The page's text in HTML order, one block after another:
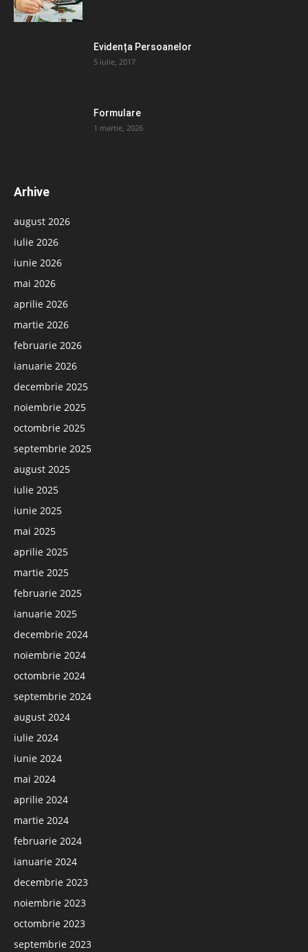
Evidența Persoanelor
5 iulie, 2017
Formulare
1 martie, 2026
Arhive
august 2026
iulie 2026
iunie 2026
mai 2026
aprilie 2026
martie 2026
februarie 2026
ianuarie 2026
decembrie 2025
noiembrie 2025
octombrie 2025
septembrie 2025
august 2025
iulie 2025
iunie 2025
mai 2025
aprilie 2025
martie 2025
februarie 2025
ianuarie 2025
decembrie 2024
noiembrie 2024
octombrie 2024
septembrie 2024
august 2024
iulie 2024
iunie 2024
mai 2024
aprilie 2024
martie 2024
februarie 2024
ianuarie 2024
decembrie 2023
noiembrie 2023
octombrie 2023
septembrie 2023